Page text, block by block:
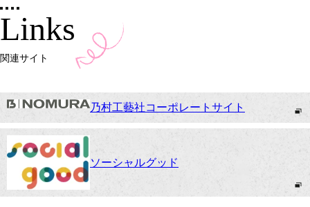
Links
関連サイト
乃村工藝社コーポレートサイト
ソーシャルグッド